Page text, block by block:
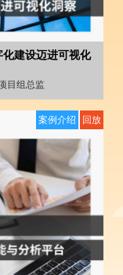
建设迈进可视化
目组总监
案例介绍 回放